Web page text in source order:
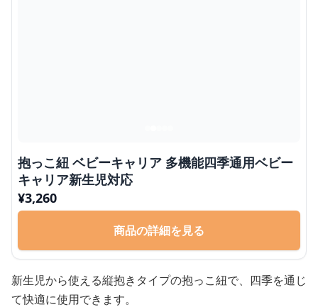
抱っこ紐 ベビーキャリア 多機能四季通用ベビー
キャリア新生児対応
¥3,260
商品の詳細を見る
新生児から使える縦抱きタイプの抱っこ紐で、四季を通じ
て快適に使用できます。